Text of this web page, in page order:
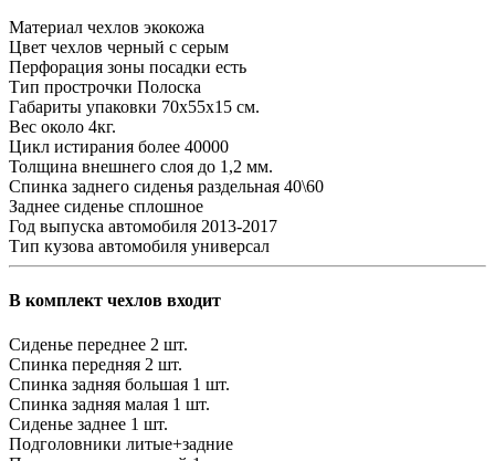
Материал чехлов экокожа
Цвет чехлов черный с серым
Перфорация зоны посадки есть
Тип прострочки Полоска
Габариты упаковки 70х55х15 см.
Вес около 4кг.
Цикл истирания более 40000
Толщина внешнего слоя до 1,2 мм.
Спинка заднего сиденья раздельная 40\60
Заднее сиденье сплошное
Год выпуска автомобиля 2013-2017
Тип кузова автомобиля универсал
В комплект чехлов входит
Сиденье переднее 2 шт.
Спинка передняя 2 шт.
Спинка задняя большая 1 шт.
Спинка задняя малая 1 шт.
Сиденье заднее 1 шт.
Подголовники литые+задние